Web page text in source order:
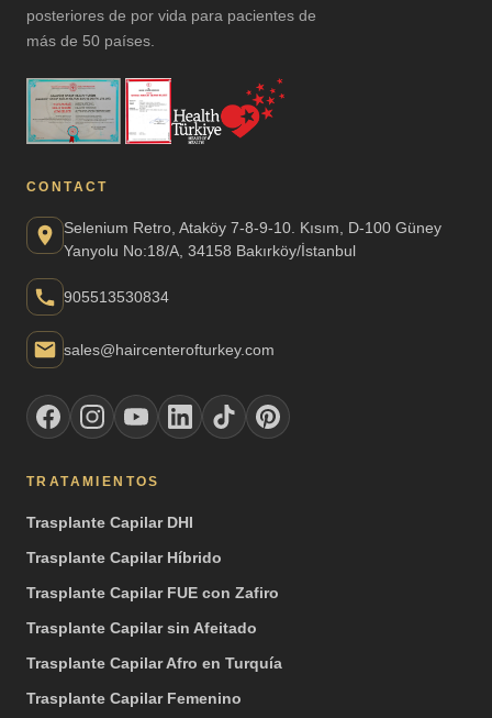
posteriores de por vida para pacientes de
más de 50 países.
CONTACT
Selenium Retro, Ataköy 7-8-9-10. Kısım, D-100 Güney
Yanyolu No:18/A, 34158 Bakırköy/İstanbul
905513530834
sales@haircenterofturkey.com
TRATAMIENTOS
Trasplante Capilar DHI
Trasplante Capilar Híbrido
Trasplante Capilar FUE con Zafiro
Trasplante Capilar sin Afeitado
Trasplante Capilar Afro en Turquía
Trasplante Capilar Femenino